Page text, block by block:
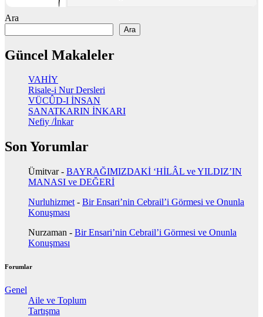
Ara
Ara
Güncel Makaleler
VAHİY
Risale-i Nur Dersleri
VÜCÛD-I İNSAN
SANATKARIN İNKARI
Nefiy /İnkar
Son Yorumlar
Ümitvar- BAYRAĞIMIZDAKİ ‘HİLÂL ve YILDIZ’IN
MANASI ve DEĞERİ
Nurluhizmet - Bir Ensari’nin Cebrail’i Görmesi ve Onunla
Konuşması
Nurzaman - Bir Ensari’nin Cebrail’i Görmesi ve Onunla
Konuşması
Forumlar
Genel
Aile ve Toplum
Tartışma